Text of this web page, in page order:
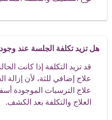
هل تزيد تكلفة الجلسة عند
قد تزيد التكلفة إذا كانت
علاج إضافي للثة، لأن
علاج الترسبات الموجودة
العلاج والتكلفة بعد الكشف.